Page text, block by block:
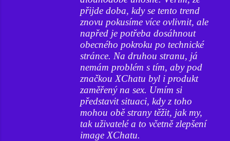
přijde doba, kdy se tento trend
znovu pokusíme více ovlivnit, ale
napřed je potřeba dosáhnout
obecného pokroku po technické
stránce. Na druhou stranu, já
nemám problém s tím, aby pod
značkou XChatu byl i produkt
zaměřený na sex. Umím si
představit situaci, kdy z toho
mohou obě strany těžit, jak my,
tak uživatelé a to včetně zlepšení
image XChatu.